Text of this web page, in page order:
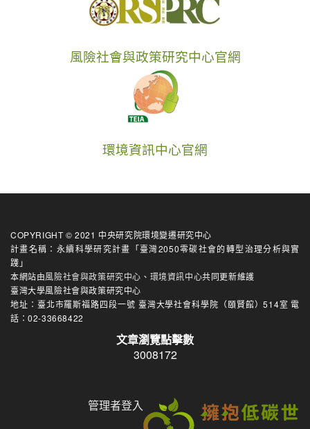
風險社會與政策研究中心官網
環境資訊中心官網
COPYRIGHT © 2021 中央研究院環境變遷研究中心
計畫名稱：永續科學研究計畫「臺灣2050零碳社會的轉型治理分析與實
踐」
本網站由風險社會與政策研究中心 、 環境資訊中心共同更新維護
臺灣大學風險社會與政策研究中心
地址：臺北市羅斯福路四段一號 臺灣大學社會科學院（頤賢館）514室 電
話：02-33668422
文章瀏覽點擊數
3008172
管理者登入